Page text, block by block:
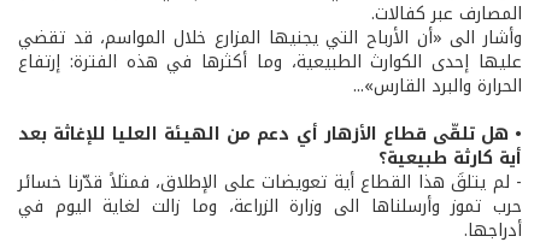
المصارف عبر كفالات.
وأشار الى «أن الأرباح التي يجنيها المزارع خلال المواسم، قد تقضي
عليها إحدى الكوارث الطبيعية، وما أكثرها في هذه الفترة: إرتفاع
الحرارة والبرد القارس»...
• هل تلقّى قطاع الأزهار أي دعم من الهيئة العليا للإغاثة بعد
أية كارثة طبيعية؟
- لم يتلقَ هذا القطاع أية تعويضات على الإطلاق، فمثلاً قدّرنا خسائر
حرب تموز وأرسلناها الى وزارة الزراعة، وما زالت لغاية اليوم في
أدراجها.